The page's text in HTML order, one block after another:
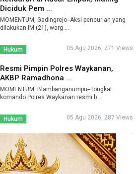
Diciduk Pem ...
MOMENTUM, Gadingrejo--Aksi pencurian yang
dilakukan IM (21), warg ...
Hukum 05 Agu 2026, 271 Views
Resmi Pimpin Polres Waykanan,
AKBP Ramadhona ...
MOMENTUM, Blambanganumpu--Tongkat
komando Polres Waykanan resmi b ...
Hukum 05 Agu 2026, 287 Views